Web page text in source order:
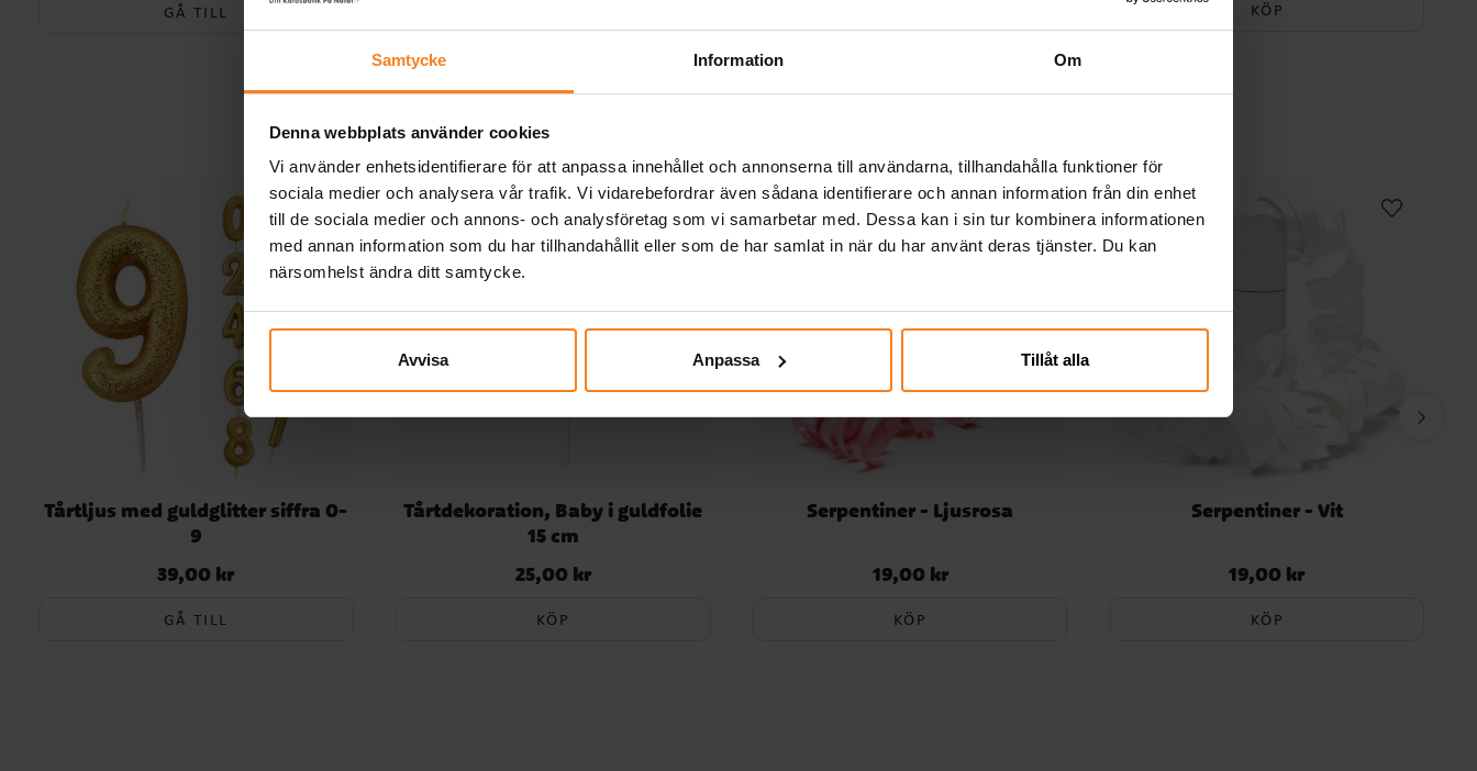
Samtycke Information Om
Denna webbplats använder cookies
Vi använder enhetsidentifierare för att anpassa innehållet och annonserna till användarna, tillhandahålla funktioner för
sociala medier och analysera vår trafik. Vi vidarebefordrar även sådana identifierare och annan information från din enhet
till de sociala medier och annons- och analysföretag som vi samarbetar med. Dessa kan i sin tur kombinera informationen
med annan information som du har tillhandahållit eller som de har samlat in när du har använt deras tjänster. Du kan
närsomhelst ändra ditt samtycke.
Avvisa Anpassa Tillåt alla
GÅ TILL KÖP
Andra köpte även
Tårtljus med guldglitter siffra 0-
9
Pris:39,00 kr
39,00 kr
GÅ TILL
Tårtdekoration, Baby i guldfolie
15 cm
Pris:25,00 kr
25,00 kr
KÖP
Serpentiner - Ljusrosa
Pris:19,00 kr
19,00 kr
KÖP
Serpentiner - Vit
Pris:19,00 kr
19,00 kr
KÖP